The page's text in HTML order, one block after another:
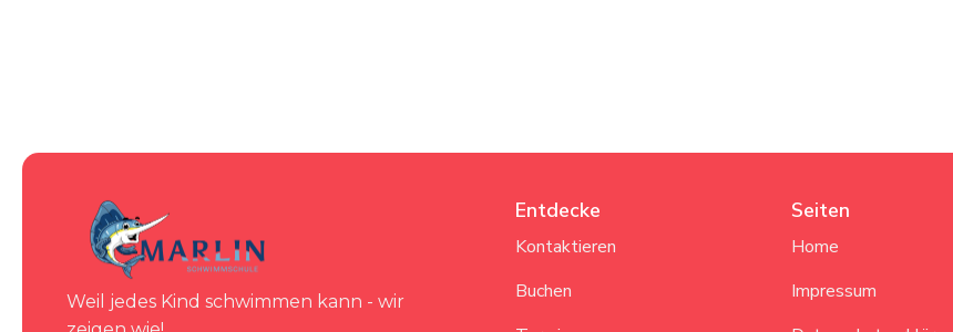
Weil jedes Kind schwimmen kann - wir
Entdecke
Kontaktieren
Buchen
Seiten
Home
Impressum